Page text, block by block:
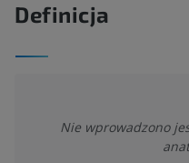
Definicja
Nie wprowadzono